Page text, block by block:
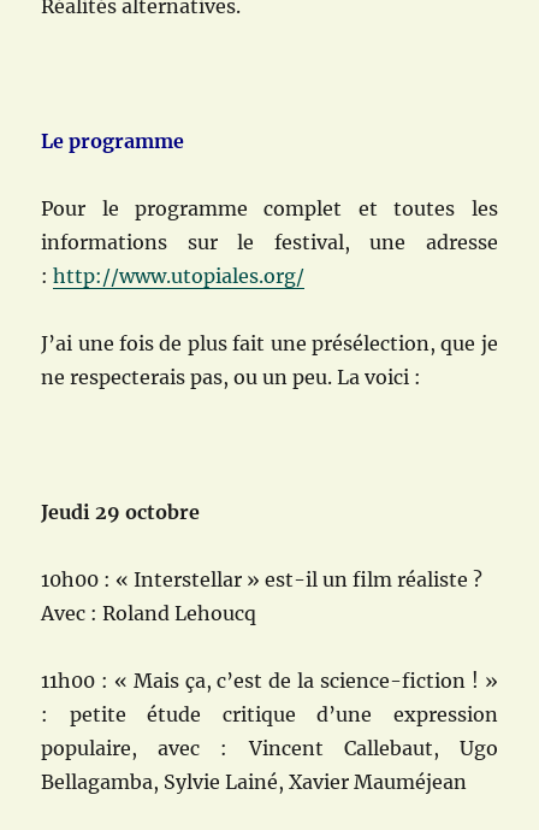
Réalités alternatives.
Le programme
Pour le programme complet et toutes les
informations sur le festival, une adresse
:http://www.utopiales.org/
J’ai une fois de plus fait une présélection, que je
ne respecterais pas, ou un peu. La voici :
Jeudi 29 octobre
10h00 : « Interstellar » est-il un film réaliste ?
Avec : Roland Lehoucq
11h00 : « Mais ça, c’est de la science-fiction ! »
: petite étude critique d’une expression
populaire, avec : Vincent Callebaut, Ugo
Bellagamba, Sylvie Lainé, Xavier Mauméjean